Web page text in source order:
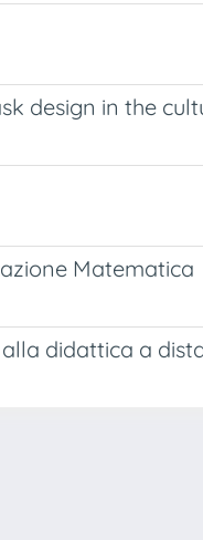
design in the
Matematica
didattica a